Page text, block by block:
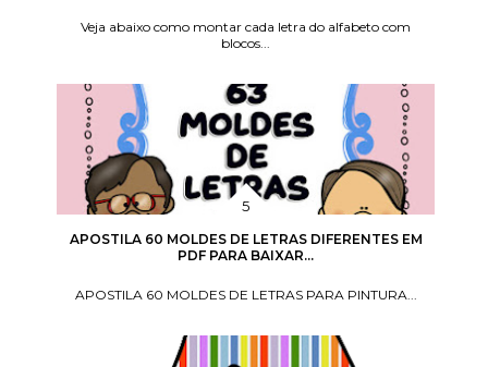
Veja abaixo como montar cada letra do alfabeto com
blocos...
APOSTILA 60 MOLDES DE LETRAS DIFERENTES EM
PDF PARA BAIXAR...
APOSTILA 60 MOLDES DE LETRAS PARA PINTURA...